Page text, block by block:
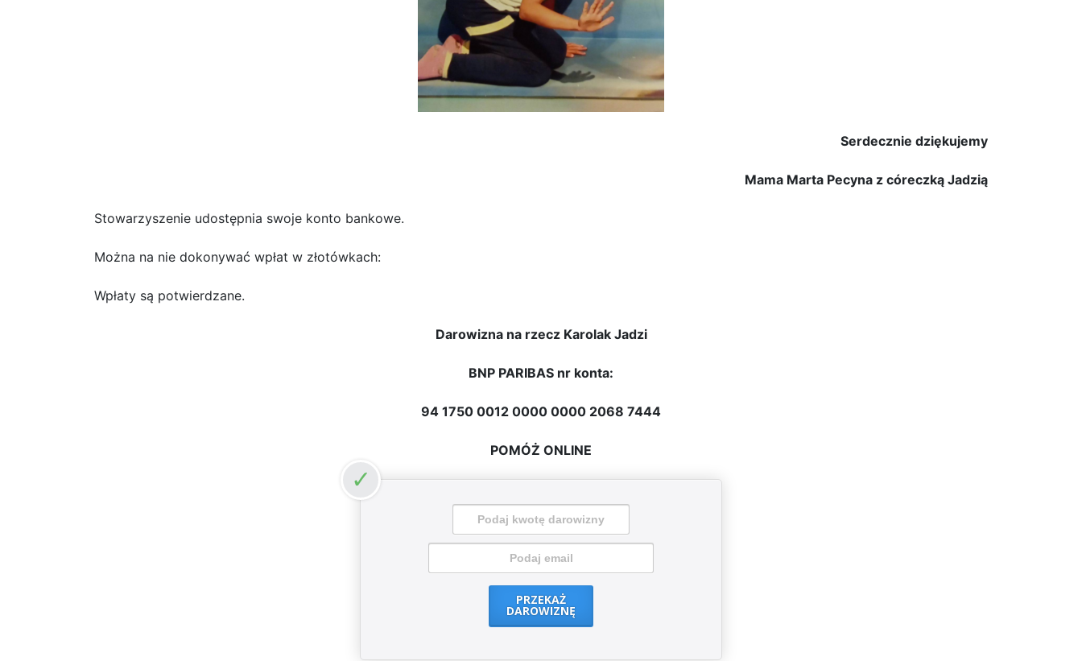
Serdecznie dziękujemy
Mama Marta Pecyna z córeczką Jadzią
Stowarzyszenie udostępnia swoje konto bankowe.
Można na nie dokonywać wpłat w złotówkach:
Wpłaty są potwierdzane.
Darowizna na rzecz Karolak Jadzi
BNP PARIBAS nr konta:
94 1750 0012 0000 0000 2068 7444
POMÓŻ ONLINE
PRZEKAŻ
DAROWIZNĘ